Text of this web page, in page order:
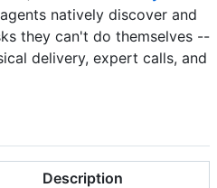
natively discover and
they can't do themselves --
delivery, expert calls, and
Description